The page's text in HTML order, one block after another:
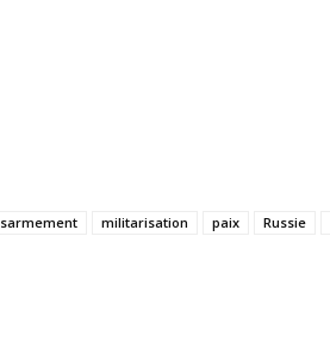
militarisation paix Russie